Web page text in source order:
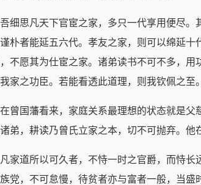
吾细思凡天下官宦之家，多只一代享用便尽
朴者能延五六代。孝友之家，则可以绵延
不愿其为仕宦之家。诸弟读书不可不多，
家之功臣。若能看透此道理，则我钦佩之至
在曾国藩看来，家庭关系最理想的状态就是
弟，耕读乃曾氏立家之本，切不可抛弃。他
凡家道所以可久者，不恃一时之官爵，而恃
党，不可怠慢，待贫者亦与富者一般，当盛